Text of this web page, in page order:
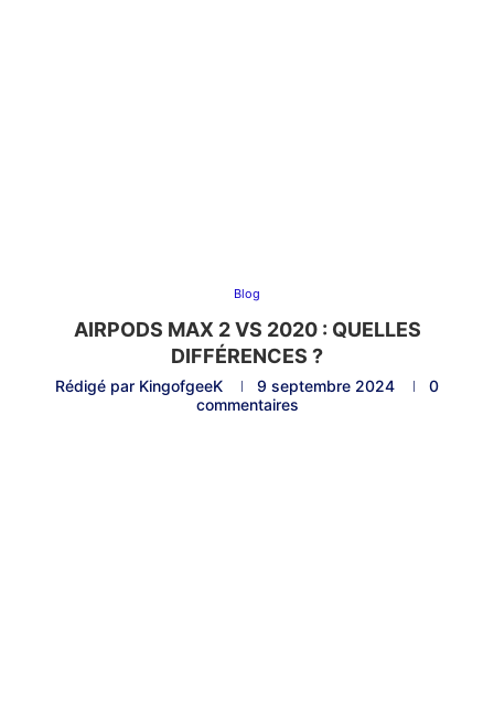
Blog
AIRPODS MAX 2 VS 2020 : QUELLES
DIFFÉRENCES ?
Rédigé par KingofgeeK 9 septembre 2024
0
commentaires